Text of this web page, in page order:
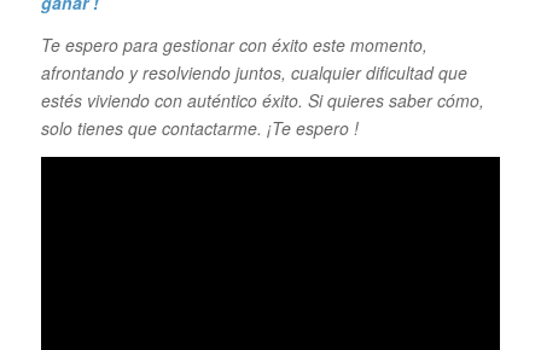
Te espero para gestionar con éxito este momento,
afrontando y resolviendo juntos, cualquier dificultad que
estés viviendo con auténtico éxito. Si quieres saber cómo,
solo tienes que contactarme. ¡Te espero !